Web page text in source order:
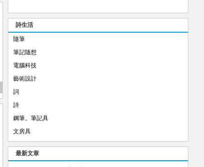
詩生活
隨筆
筆記隨想
電腦科技
藝術設計
詞
詩
鋼筆。筆記具
文房具
最新文章